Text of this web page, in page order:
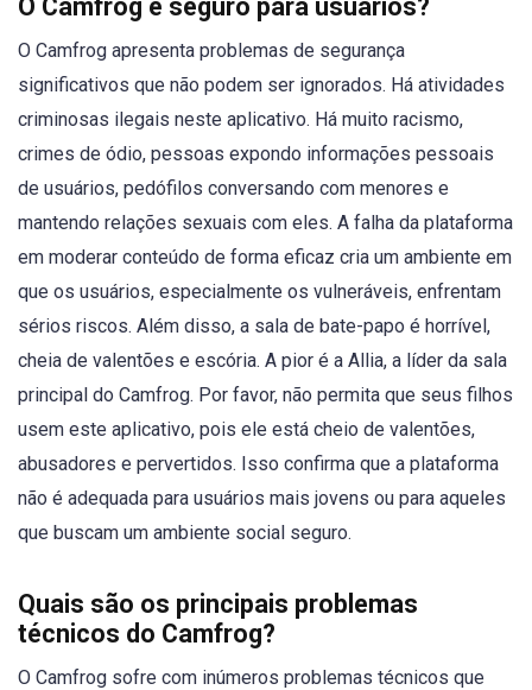
O Camfrog é seguro para usuários?
O Camfrog apresenta problemas de segurança
significativos que não podem ser ignorados. Há atividades
criminosas ilegais neste aplicativo. Há muito racismo,
crimes de ódio, pessoas expondo informações pessoais
de usuários, pedófilos conversando com menores e
mantendo relações sexuais com eles. A falha da plataforma
em moderar conteúdo de forma eficaz cria um ambiente em
que os usuários, especialmente os vulneráveis, enfrentam
sérios riscos. Além disso, a sala de bate-papo é horrível,
cheia de valentões e escória. A pior é a Allia, a líder da sala
principal do Camfrog. Por favor, não permita que seus filhos
usem este aplicativo, pois ele está cheio de valentões,
abusadores e pervertidos. Isso confirma que a plataforma
não é adequada para usuários mais jovens ou para aqueles
que buscam um ambiente social seguro.
Quais são os principais problemas
técnicos do Camfrog?
O Camfrog sofre com inúmeros problemas técnicos que